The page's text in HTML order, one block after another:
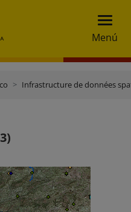
Menú
Infrastructure de données